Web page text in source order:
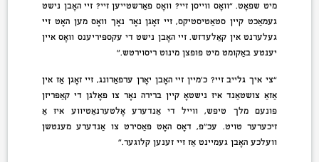
מיט שפּאָט. “וואָס ווייסן זיי? וואָס פאַרשטייען זיי? זיי האָבן נישט
געמאַכט קיין סטאַטיסטיקס, זיי זאָגן נאָר נאָך וואָס מען האָט זיי
געלערנט אין קאַלעדזש. זיי האָבן נישט די עקספּיריענס וואָס איין
יענטע באַקומט מיט פופצן מינוט ריסוירטש.”
“צי איך גלייב זיי? כ’מיין זיי האָבן יאָרן ערפאַרונג, זיי זאָגן אַז אין
אַזאַ צושטאַנד איז נישטאָ קיין ברירה נאָר צו פאָלגן די קאַפּריזן
פונעם מלך טיפּש, ווייל די אַנדערע אָלטערנאַטיווע איז אַ
זיכערער טויט. עכ”פּ, דאָס האָט פּאַסירט צו אַנדערע מענטשן
וועלכע האָבן געמיינט אַז זיי זענען קלוגער.”